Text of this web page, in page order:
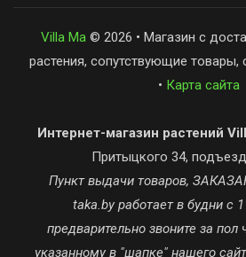
Villa Ma© 2026 • Магазин с
растения, сопутствующие товары,
• Карта сайта
Интернет-магазин растений
Притыцкого 34,
Пункт выдачи товаров,
taka.by работает в будни с
предварительно звоните за пол
указанному в "шапке" нашего